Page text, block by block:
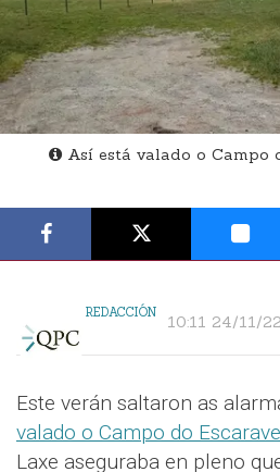
Así está valado o Campo
REDACCIÓN 10:11 24/11/22
Este verán saltaron as
valado o Campo do
Laxe aseguraba en pleno